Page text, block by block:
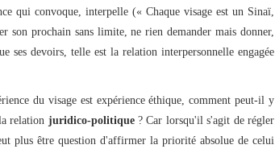
qui convoque, interpelle (« Chaque visage est un Sinaï,
son prochain sans limite, ne rien demander mais donner,
ses devoirs, telle est la relation interpersonnelle engagée
du visage est expérience éthique, comment peut-il y
relation juridico-politique? Car lorsqu'il s'agit de régler
plus être question d'affirmer la priorité absolue de celui